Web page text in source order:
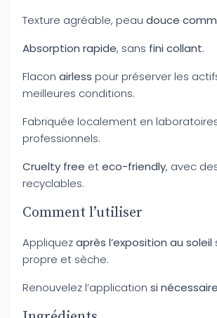
Texture agréable, peau douce
Absorption rapide, sans fini collant.
Flacon airless pour préserver les
meilleures conditions.
Fabriquée localement en
professionnels.
Cruelty free eteco-friendly, avec
recyclables.
Comment l’utiliser
Appliquezaprès l’exposition au soleil
propre et sèche.
Renouvelez l’application si nécessaire